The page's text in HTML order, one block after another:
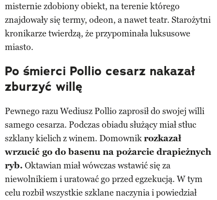
misternie zdobiony obiekt, na terenie którego
znajdowały się termy, odeon, a nawet teatr. Starożytni
kronikarze twierdzą, że przypominała luksusowe
miasto.
Po śmierci Pollio cesarz nakazał
zburzyć willę
Pewnego razu Wediusz Pollio zaprosił do swojej willi
samego cesarza. Podczas obiadu służący miał stłuc
szklany kielich z winem. Domownikrozkazał
wrzucić go do basenu na pożarcie drapieżnych
ryb. Oktawian miał wówczas wstawić się za
niewolnikiem i uratować go przed egzekucją. W tym
celu rozbił wszystkie szklane naczynia i powiedział